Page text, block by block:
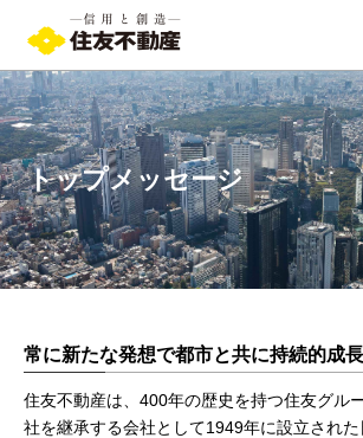
トップメッセージ
常に新たな発想で都市と共に持続的成
住友不動産は、400年の歴史を持つ住友グル
社を継承する会社として1949年に設立され